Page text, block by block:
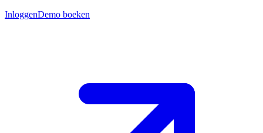
InloggenDemo boeken